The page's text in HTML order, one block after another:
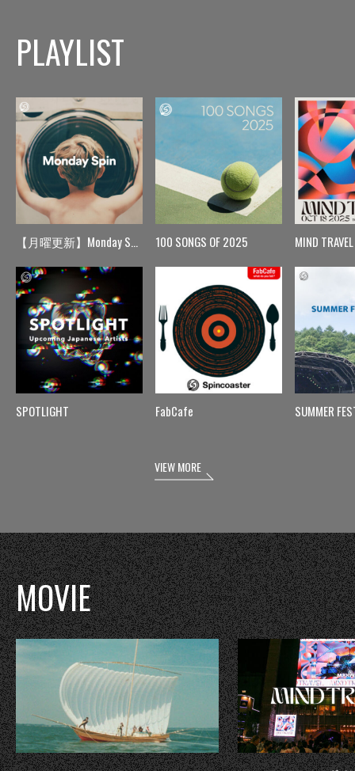
PLAYLIST
【月曜更新】Monday Spin
SPOTLIGHT
100 SONGS OF 2025
FabCafe
MIND TRAVEL
SUMMER
VIEW MORE
MOVIE